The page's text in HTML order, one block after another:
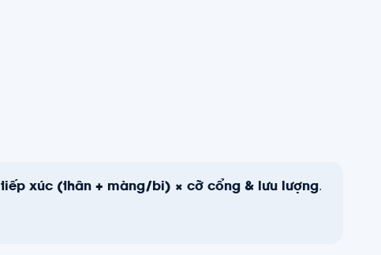
tiếp xúc (thân + màng/bi) × cỡ cổng & lưu lượng.